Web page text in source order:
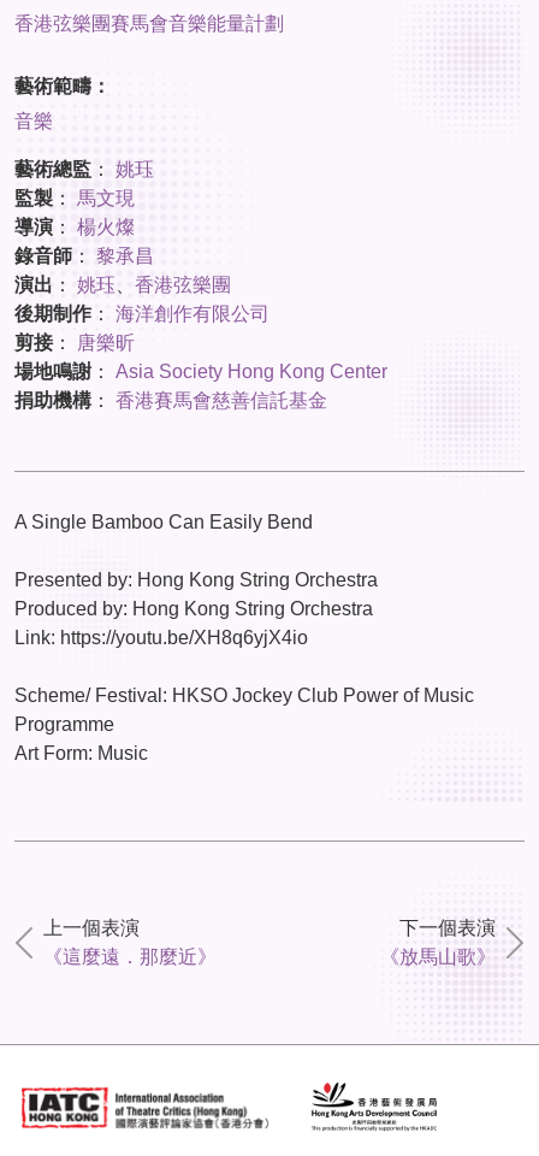
香港弦樂團賽馬會音樂能量計劃
藝術範疇：
音樂
藝術總監 ： 姚珏
監製 ： 馬文現
導演 ： 楊火燦
錄音師 ： 黎承昌
演出 ： 姚珏
香港弦樂團
後期制作 ： 海洋創作有限公司
剪接：
唐樂昕
場地鳴謝 ： Asia Society Hong Kong Center
捐助機構 ： 香港賽馬會慈善信託基金
A Single Bamboo Can Easily Bend
Presented by: Hong Kong String Orchestra
Produced by: Hong Kong String Orchestra
Link: https://youtu.be/XH8q6yjX4io
Scheme/ Festival: HKSO Jockey Club Power of Music
Programme
Art Form: Music
上一個表演
《這麼遠．那麼近》
下一個表演
《放馬山歌》